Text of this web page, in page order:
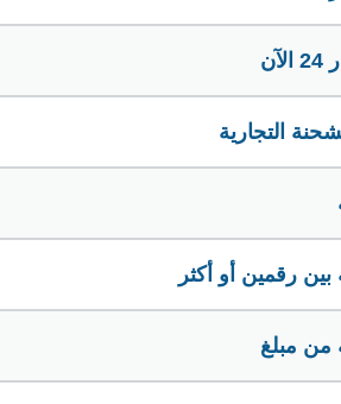
رقمين أو أكثر
من مبلغ